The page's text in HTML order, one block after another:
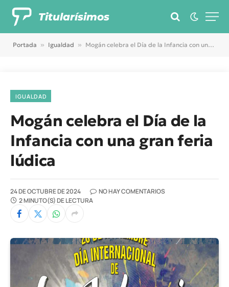
Titularísimos
Portada » Igualdad » Mogán celebra el Día de la Infancia con una gran feria lúdica
IGUALDAD
Mogán celebra el Día de la
Infancia con una gran feria
lúdica
24 DE OCTUBRE DE 2024
NO HAY COMENTARIOS
2 MINUTO(S) DE LECTURA